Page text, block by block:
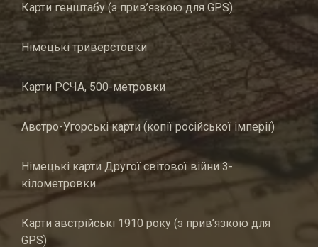
Карти генштабу (з прив’язкою для GPS)
Німецькі триверстовки
Карти РСЧА, 500-метровки
Австро-Угорські карти (копії російської імперії)
Німецькі карти Другої світової війни 3-
кілометровки
Карти австрійські 1910 року (з прив’язкою для
GPS)